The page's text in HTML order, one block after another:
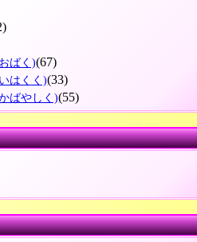
ばく)(67)
はくく)(33)
ばやしく)(55)